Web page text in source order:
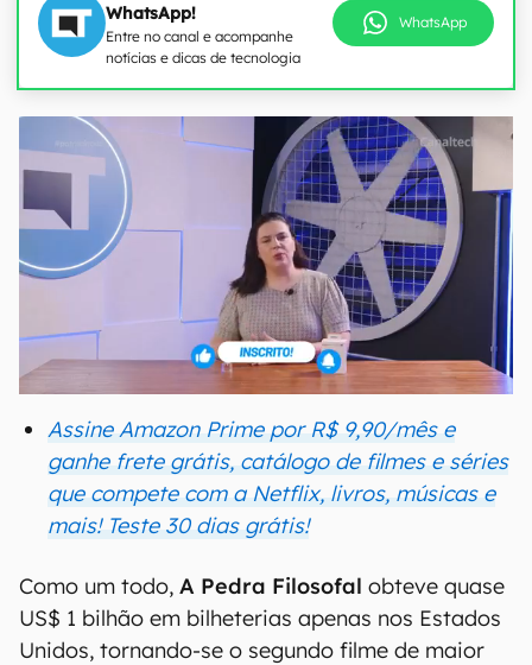
WhatsApp!
Entre no canal e acompanhe
notícias e dicas de tecnologia
WhatsApp
Assine Amazon Prime por R$ 9,90/mês e
ganhe frete grátis, catálogo de filmes e séries
que compete com a Netflix, livros, músicas e
mais! Teste 30 dias grátis!
Como um todo, A Pedra Filosofal obteve quase
US$ 1 bilhão em bilheterias apenas nos Estados
Unidos, tornando-se o segundo filme de maior